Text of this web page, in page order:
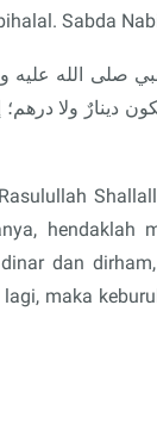
Sabda
صلى الله
دينارٌ ولا
hendaklah
dan
maka